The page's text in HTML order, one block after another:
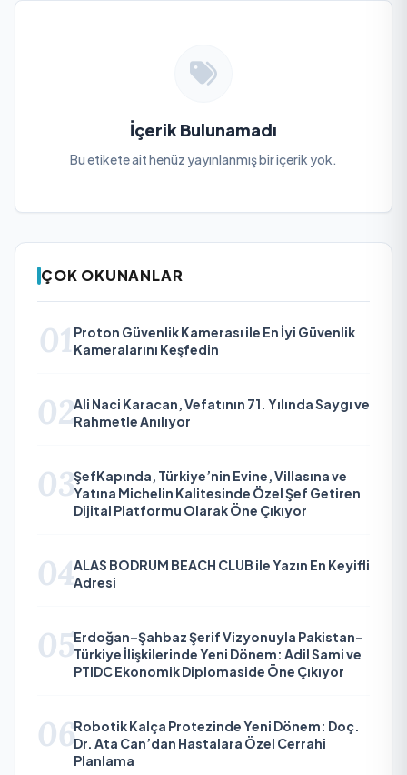
İçerik Bulunamadı
Bu etikete ait henüz yayınlanmış bir içerik yok.
ÇOK OKUNANLAR
01 Proton Güvenlik Kamerası ile En İyi Güvenlik
Kameralarını Keşfedin
02Ali Naci Karacan, Vefatının 71. Yılında Saygı ve
Rahmetle Anılıyor
03ŞefKapında, Türkiye’nin Evine, Villasına ve
Yatına Michelin Kalitesinde Özel Şef Getiren
Dijital Platformu Olarak Öne Çıkıyor
04ALAS BODRUM BEACH CLUB ile Yazın En Keyifli
Adresi
05Erdoğan–Şahbaz Şerif Vizyonuyla Pakistan–
Türkiye İlişkilerinde Yeni Dönem: Adil Sami ve
PTIDC Ekonomik Diplomaside Öne Çıkıyor
06Robotik Kalça Protezinde Yeni Dönem: Doç.
Dr. Ata Can’dan Hastalara Özel Cerrahi
Planlama